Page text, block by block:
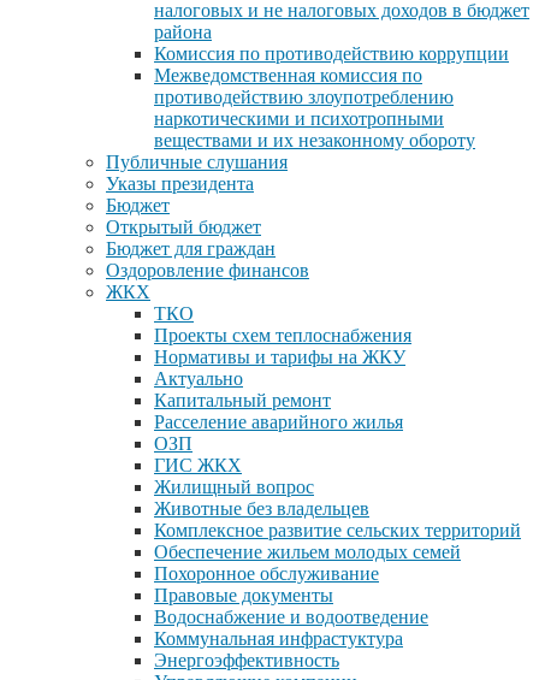
налоговых и не налоговых доходов в бюджет
района
Комиссия по противодействию коррупции
Межведомственная комиссия по
противодействию злоупотреблению
наркотическими и психотропными
веществами и их незаконному обороту
Публичные слушания
Указы президента
Бюджет
Открытый бюджет
Бюджет для граждан
Оздоровление финансов
ЖКХ
ТКО
Проекты схем теплоснабжения
Нормативы и тарифы на ЖКУ
Актуально
Капитальный ремонт
Расселение аварийного жилья
ОЗП
ГИС ЖКХ
Жилищный вопрос
Животные без владельцев
Комплексное развитие сельских территорий
Обеспечение жильем молодых семей
Похоронное обслуживание
Правовые документы
Водоснабжение и водоотведение
Коммунальная инфрастуктура
Энергоэффективность